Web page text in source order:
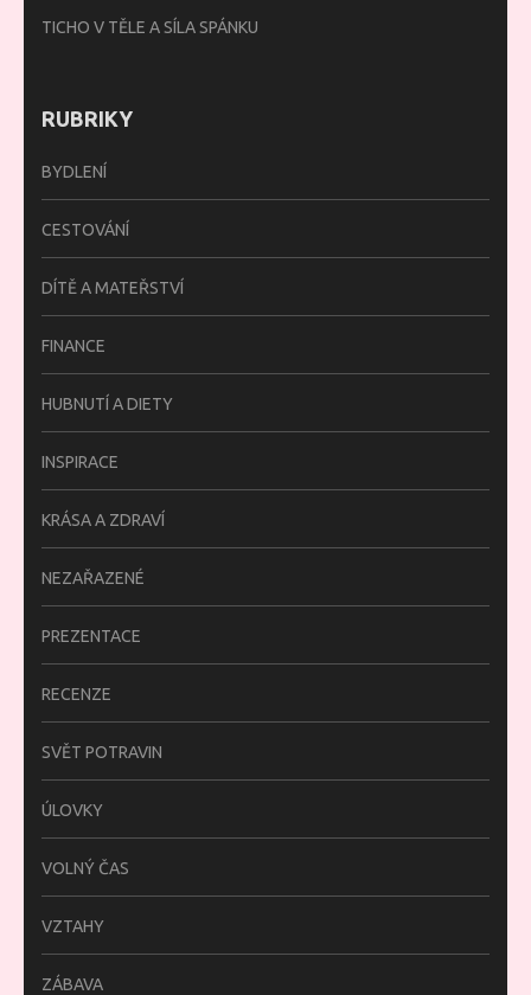
TICHO V TĚLE A SÍLA SPÁNKU
RUBRIKY
BYDLENÍ
CESTOVÁNÍ
DÍTĚ A MATEŘSTVÍ
FINANCE
HUBNUTÍ A DIETY
INSPIRACE
KRÁSA A ZDRAVÍ
NEZAŘAZENÉ
PREZENTACE
RECENZE
SVĚT POTRAVIN
ÚLOVKY
VOLNÝ ČAS
VZTAHY
ZÁBAVA